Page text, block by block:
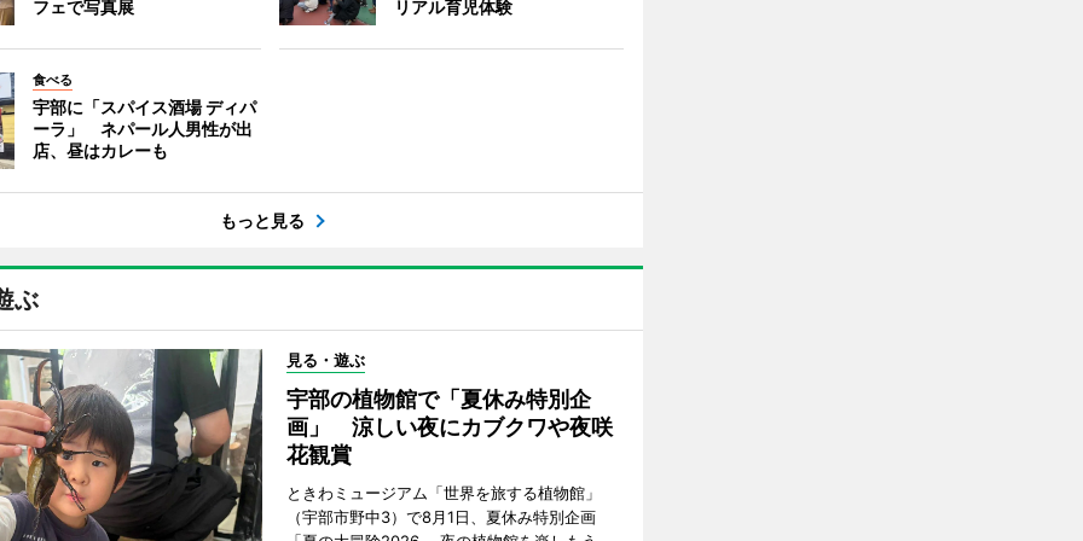
フェで写真展 リアル育児体験
食べる
宇部に「スパイス酒場 ディパ
ーラ」 ネパール人男性が出
店、昼はカレーも
もっと見る
ぶ
見る・遊ぶ
宇部の植物館で「夏休み特別企
画」 涼しい夜にカブクワや夜咲
花観賞
ときわミュージアム「世界を旅する植物館」
（宇部市野中3）で8月1日、夏休み特別企画